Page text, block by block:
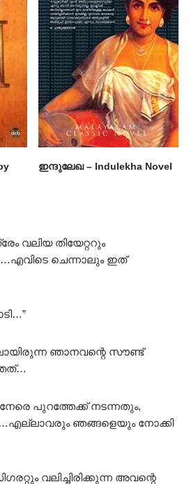
ഇന്ദുലേഖ – Indulekha Novel
വലിയ തിയേറ്ററും
ചെന്നാലും ഇത്
ഞാനവന്റെ സൗണ്ട്
പുറത്തേക്ക് നടന്നതും,
ഞങ്ങളെയും നോക്കി
വലിച്ചിരിക്കുന്ന അവന്റെ